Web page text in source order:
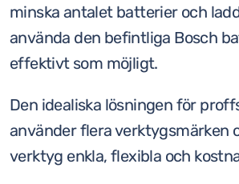
minska antalet batterier och
använda den befintliga Bosch
effektivt som möjligt.
Den idealiska lösningen för
använder flera verktygsmärken
verktyg enkla, flexibla och